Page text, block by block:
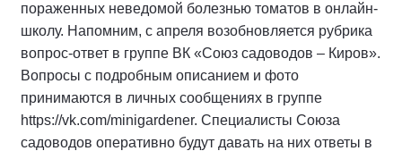
пораженных неведомой болезнью томатов в онлайн-
школу. Напомним, с апреля возобновляется рубрика
вопрос-ответ в группе ВК «Союз садоводов – Киров».
Вопросы с подробным описанием и фото
принимаются в личных сообщениях в группе
https://vk.com/minigardener. Специалисты Союза
садоводов оперативно будут давать на них ответы в